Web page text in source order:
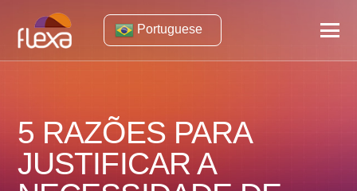
Portuguese
5 RAZÕES PARA
JUSTIFICAR A